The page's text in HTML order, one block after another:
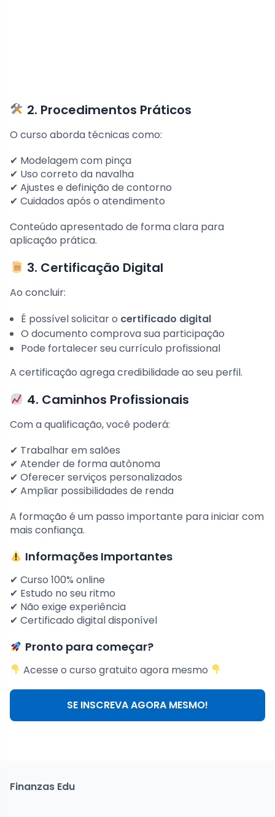
2. Procedimentos Práticos
O curso aborda técnicas como:
✔ Modelagem com pinça
✔ Uso correto da navalha
✔ Ajustes e definição de contorno
✔ Cuidados após o atendimento
Conteúdo apresentado de forma clara para
aplicação prática.
3. Certificação Digital
Ao concluir:
É possível solicitar o certificado digital
O documento comprova sua participação
Pode fortalecer seu currículo profissional
A certificação agrega credibilidade ao seu perfil.
4. Caminhos Profissionais
Com a qualificação, você poderá:
✔ Trabalhar em salões
✔ Atender de forma autônoma
✔ Oferecer serviços personalizados
✔ Ampliar possibilidades de renda
A formação é um passo importante para iniciar com
mais confiança.
Informações Importantes
✔ Curso 100% online
✔ Estudo no seu ritmo
✔ Não exige experiência
✔ Certificado digital disponível
Pronto para começar?
Acesse o curso gratuito agora mesmo
SE INSCREVA AGORA MESMO!
Finanzas Edu